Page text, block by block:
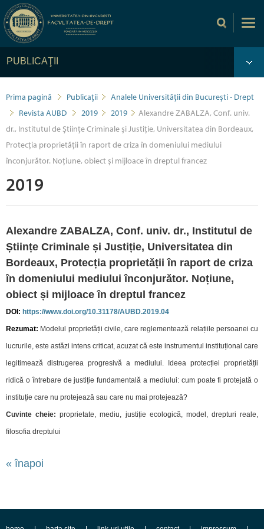
PUBLICAŢII
Prima pagină Publicaţii
Analele Universității din București - Drept
Revista AUBD
2019 2019
Alexandre ZABALZA, Conf. univ.
dr., Institutul de Științe Criminale și Justiție, Universitatea din Bordeaux,
Protecția proprietății în raport de criza în domeniului mediului
înconjurător. Noțiune, obiect și mijloace în dreptul francez
2019
Alexandre ZABALZA, Conf. univ. dr., Institutul de
Științe Criminale și Justiție, Universitatea din
Bordeaux, Protecția proprietății în raport de criza
în domeniului mediului înconjurător. Noțiune,
obiect și mijloace în dreptul francez
DOI: https://www.doi.org/10.31178/AUBD.2019.04
Rezumat: Modelul proprietății civile, care reglementează relațiile persoanei cu
lucrurile, este astăzi intens criticat, acuzat că este instrumentul instituțional care
legitimează distrugerea progresivă a mediului. Ideea protecției proprietății
ridică o întrebare de justiție fundamentală a mediului: cum poate fi protejată o
instituție care nu protejează sau care nu mai protejează?
Cuvinte cheie:proprietate, mediu, justiție ecologică, model, drepturi reale,
filosofia dreptului
« înapoi